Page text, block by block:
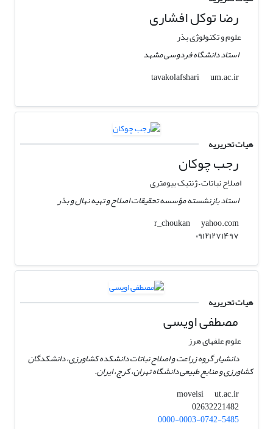
رضا توکل افشاری
علوم و تکنولوژی بذر
استاد دانشگاه فردوسی مشهد
tavakolafshari
um.ac.ir
هیات تحریریه
رجب چوکان
اصلاح نباتات – ژنتیک بیومتری
استاد بازنشسته مؤسسه تحقیقات اصلاح و تھیه نھال و بذر
r_choukan
yahoo.com
هیات تحریریه
مصطفی اویسی
علوم علفهای هرز
دانشیار گروه زراعت و اصلاح نباتات دانشکده کشاورزی، دانشکدگان
کشاورزی و منابع طبیعی دانشگاه تهران، کرج، ایران.
moveisi
ut.ac.ir
02632221482
0000-0003-0742-5485